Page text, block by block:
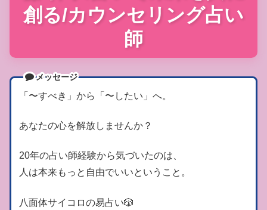
創る/カウンセリング占い
師
メッセージ
「〜すべき」から「〜したい」へ。
あなたの心を解放しませんか？
20年の占い師経験から気づいたのは、
人は本来もっと自由でいいということ。
八面体サイコロの易占い🎲